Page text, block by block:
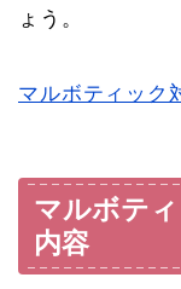
ょう。
マルボティック
マルボテ
内容